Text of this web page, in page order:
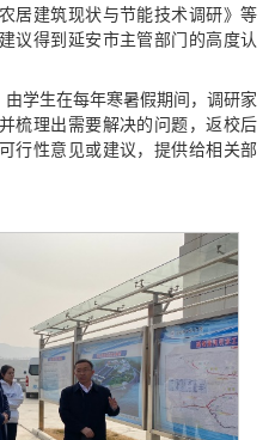
居建筑现状与节能技术调研》等
议得到延安市主管部门的高度认
学生在每年寒暑假期间，调研家
梳理出需要解决的问题，返校后
行性意见或建议，提供给相关部